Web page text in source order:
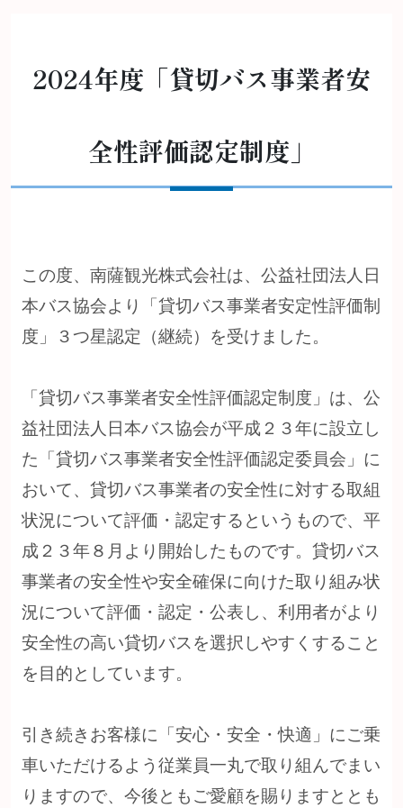
2024年度「貸切バス事業者安
全性評価認定制度」
この度、南薩観光株式会社は、公益社団法人日
本バス協会より「貸切バス事業者安定性評価制
度」３つ星認定（継続）を受けました。
「貸切バス事業者安全性評価認定制度」は、公
益社団法人日本バス協会が平成２３年に設立し
た「貸切バス事業者安全性評価認定委員会」に
おいて、貸切バス事業者の安全性に対する取組
状況について評価・認定するというもので、平
成２３年８月より開始したものです。貸切バス
事業者の安全性や安全確保に向けた取り組み状
況について評価・認定・公表し、利用者がより
安全性の高い貸切バスを選択しやすくすること
を目的としています。
引き続きお客様に「安心・安全・快適」にご乗
車いただけるよう従業員一丸で取り組んでまい
りますので、今後ともご愛顧を賜りますととも